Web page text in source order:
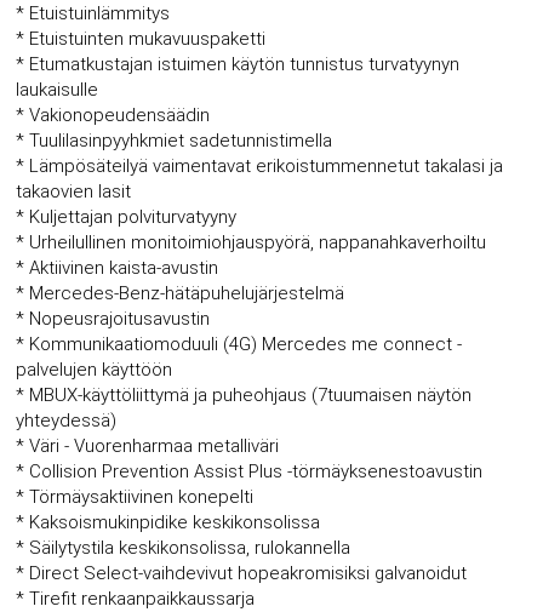
* Etuistuinlämmitys
* Etuistuinten mukavuuspaketti
* Etumatkustajan istuimen käytön tunnistus turvatyynyn
laukaisulle
* Vakionopeudensäädin
* Tuulilasinpyyhkmiet sadetunnistimella
* Lämpösäteilyä vaimentavat erikoistummennetut takalasi ja
takaovien lasit
* Kuljettajan polviturvatyyny
* Urheilullinen monitoimiohjauspyörä, nappanahkaverhoiltu
* Aktiivinen kaista-avustin
* Mercedes-Benz-hätäpuhelujärjestelmä
* Nopeusrajoitusavustin
* Kommunikaatiomoduuli (4G) Mercedes me connect -
palvelujen käyttöön
* MBUX-käyttöliittymä ja puheohjaus (7tuumaisen näytön
yhteydessä)
* Väri - Vuorenharmaa metalliväri
* Collision Prevention Assist Plus -törmäyksenestoavustin
* Törmäysaktiivinen konepelti
* Kaksoismukinpidike keskikonsolissa
* Säilytystila keskikonsolissa, rulokannella
* Direct Select-vaihdevivut hopeakromisiksi galvanoidut
* Tirefit renkaanpaikkaussarja